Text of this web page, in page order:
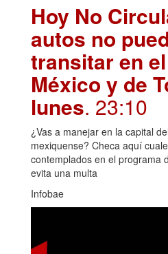
Hoy No
autos no
transitar en
México y de
lunes. 23:10
¿Vas a manejar en la capital
mexiquense? Checa aquí
contemplados en el programa
evita una multa
Infobae